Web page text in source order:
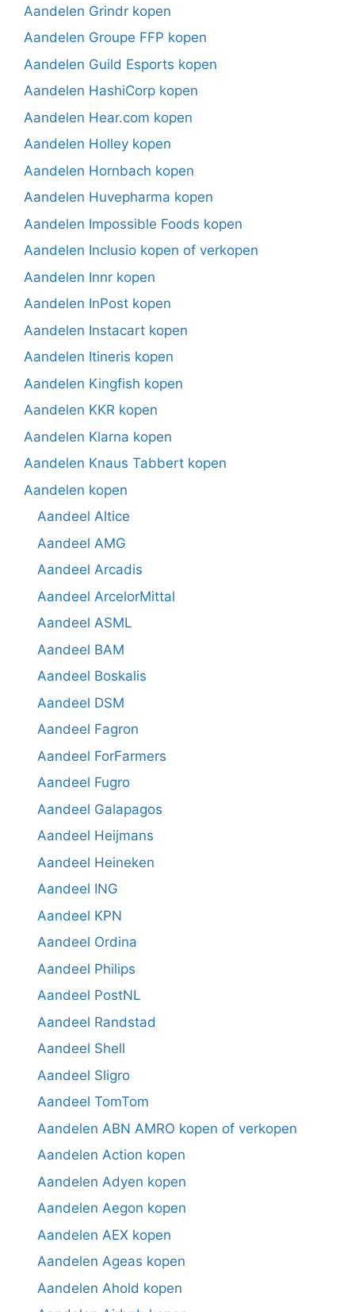
Aandelen Grindr kopen
Aandelen Groupe FFP kopen
Aandelen Guild Esports kopen
Aandelen HashiCorp kopen
Aandelen Hear.com kopen
Aandelen Holley kopen
Aandelen Hornbach kopen
Aandelen Huvepharma kopen
Aandelen Impossible Foods kopen
Aandelen Inclusio kopen of verkopen
Aandelen Innr kopen
Aandelen InPost kopen
Aandelen Instacart kopen
Aandelen Itineris kopen
Aandelen Kingfish kopen
Aandelen KKR kopen
Aandelen Klarna kopen
Aandelen Knaus Tabbert kopen
Aandelen kopen
Aandeel Altice
Aandeel AMG
Aandeel Arcadis
Aandeel ArcelorMittal
Aandeel ASML
Aandeel BAM
Aandeel Boskalis
Aandeel DSM
Aandeel Fagron
Aandeel ForFarmers
Aandeel Fugro
Aandeel Galapagos
Aandeel Heijmans
Aandeel Heineken
Aandeel ING
Aandeel KPN
Aandeel Ordina
Aandeel Philips
Aandeel PostNL
Aandeel Randstad
Aandeel Shell
Aandeel Sligro
Aandeel TomTom
Aandelen ABN AMRO kopen of verkopen
Aandelen Action kopen
Aandelen Adyen kopen
Aandelen Aegon kopen
Aandelen AEX kopen
Aandelen Ageas kopen
Aandelen Ahold kopen